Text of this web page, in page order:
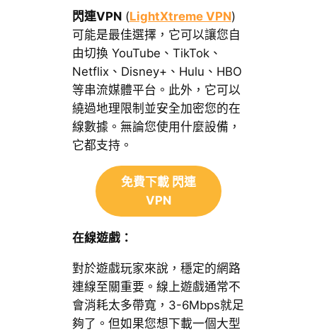
閃連VPN(LightXtreme VPN)
可能是最佳選擇，它可以讓您自
由切換 YouTube、TikTok、
Netflix、Disney+、Hulu、HBO
等串流媒體平台。此外，它可以
繞過地理限制並安全加密您的在
線數據。無論您使用什麼設備，
它都支持。
免費下載 閃連
VPN
在線遊戲：
對於遊戲玩家來說，穩定的網路
連線至關重要。線上遊戲通常不
會消耗太多帶寬，3-6Mbps就足
夠了。但如果您想下載一個大型